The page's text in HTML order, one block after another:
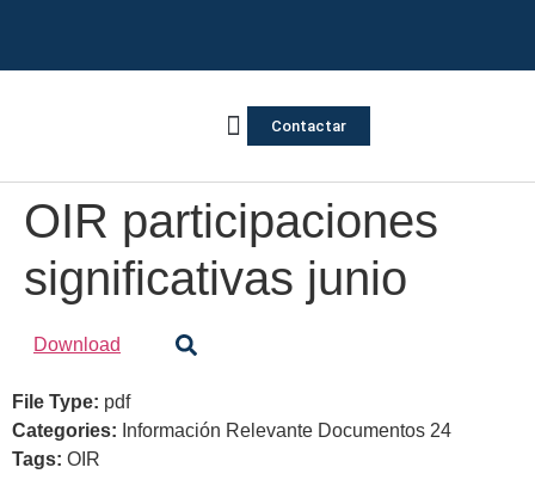
Contactar
OIR participaciones
significativas junio
Download
File Type: pdf
Categories: Información Relevante Documentos 24
Tags: OIR